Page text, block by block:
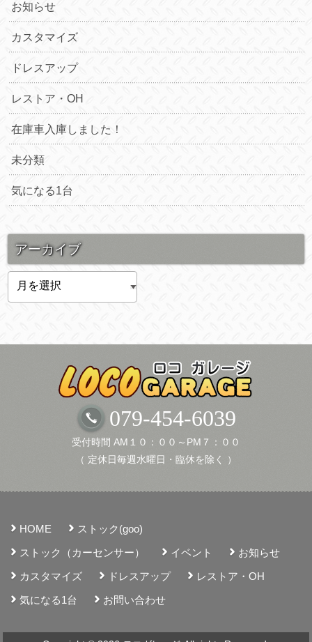
お知らせ
カスタマイズ
ドレスアップ
レストア・OH
在庫車入庫しました！
未分類
気になる1台
アーカイブ
ブ
079-454-6039
受付時間 AM１０：００～PM７：００
（ 定休日毎週水曜日・臨休を除く ）
HOME
ストック(goo)
ストック（カーセンサー）
イベント
お知らせ
カスタマイズ
ドレスアップ
レストア・OH
気になる1台
お問い合わせ